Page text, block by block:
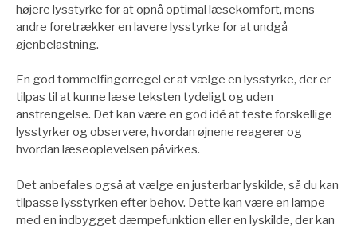
højere lysstyrke for at opnå optimal læsekomfort, mens
andre foretrækker en lavere lysstyrke for at undgå
øjenbelastning.
En god tommelfingerregel er at vælge en lysstyrke, der er
tilpas til at kunne læse teksten tydeligt og uden
anstrengelse. Det kan være en god idé at teste forskellige
lysstyrker og observere, hvordan øjnene reagerer og
hvordan læseoplevelsen påvirkes.
Det anbefales også at vælge en justerbar lyskilde, så du kan
tilpasse lysstyrken efter behov. Dette kan være en lampe
med en indbygget dæmpefunktion eller en lyskilde, der kan